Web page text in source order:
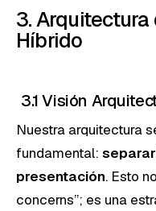
3.
Híbrido
3.1 Visión
Nuestra arquitectura
fundamental:
presentación. Esto
concerns”; es una